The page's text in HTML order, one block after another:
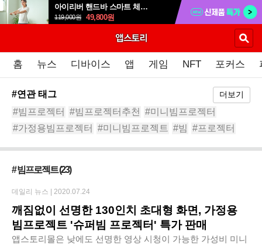
아이리버 핸드바 스마트 체중계 SB-809P
119,000원 49,800원
홈 뉴스 디바이스 앱 게임 NFT 포커스
#연관 태그 더보기
#빔프로젝터 #빔프로젝터추천
#미니빔프로젝터
#가정용빔프로젝터
#미니빔프로젝트 #빔 #프로젝터
# 빔프로젝트(23)
깨짐없이 선명한 130인치 초대형 화면, 가정용
빔프로젝트 '슈퍼빔 프로젝터' 특가 판매
앱스토리몰은 낮에도 선명한 영상 시청이 가능한 가성비 미니
데일리 뉴스 | 2020.07.24